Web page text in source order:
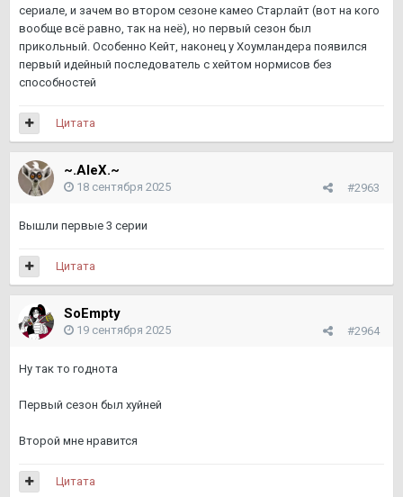
сериале, и зачем во втором сезоне камео Старлайт (вот на кого
вообще всё равно, так на неё), но первый сезон был
прикольный. Особенно Кейт, наконец у Хоумландера появился
первый идейный последователь с хейтом нормисов без
способностей
Цитата
~.AleX.~
#2963
18 сентября 2025
Вышли первые 3 серии
Цитата
SoEmpty
#2964
19 сентября 2025
Ну так то годнота
Первый сезон был хуйней
Второй мне нравится
Цитата